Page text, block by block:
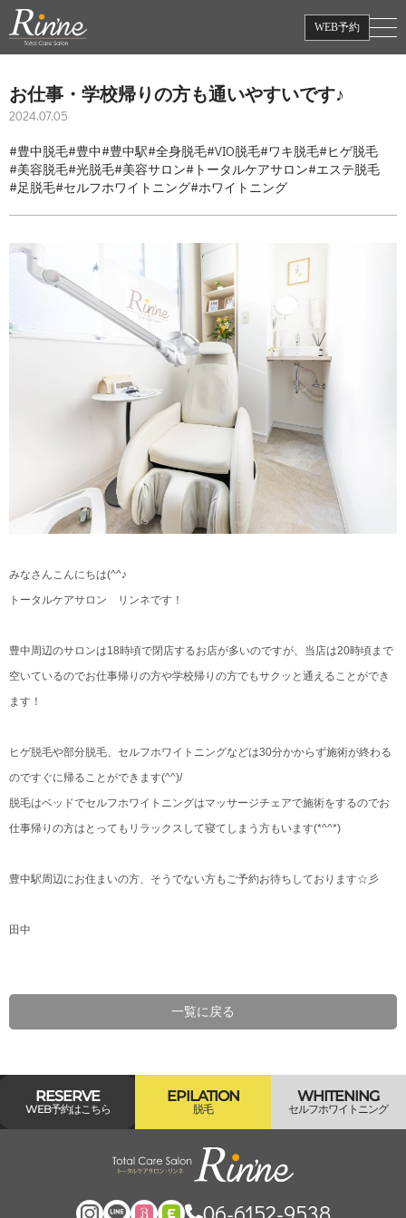
WEB予約
お仕事・学校帰りの方も通いやすいです♪
2024.07.05
#豊中脱毛#豊中#豊中駅#全身脱毛#VIO脱毛#ワキ脱毛#ヒゲ脱毛
#美容脱毛#光脱毛#美容サロン#トータルケアサロン#エステ脱毛
#足脱毛#セルフホワイトニング#ホワイトニング
みなさんこんにちは(^^♪
トータルケアサロン リンネです！
豊中周辺のサロンは18時頃で閉店するお店が多いのですが、当店は20時頃まで
空いているのでお仕事帰りの方や学校帰りの方でもサクッと通えることができ
ます！
ヒゲ脱毛や部分脱毛、セルフホワイトニングなどは30分かからず施術が終わる
のですぐに帰ることができます(^^)/
脱毛はベッドでセルフホワイトニングはマッサージチェアで施術をするのでお
仕事帰りの方はとってもリラックスして寝てしまう方もいます(*^^*)
豊中駅周辺にお住まいの方、そうでない方もご予約お待ちしております☆彡
田中
一覧に戻る
RESERVE
WEB予約はこちら
EPILATION
脱毛
WHITENING
セルフホワイトニング